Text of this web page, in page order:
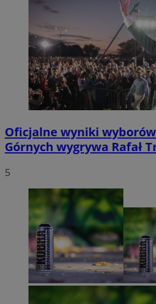
Oficjalne wyniki
Górnych wygrywa Rafał
5